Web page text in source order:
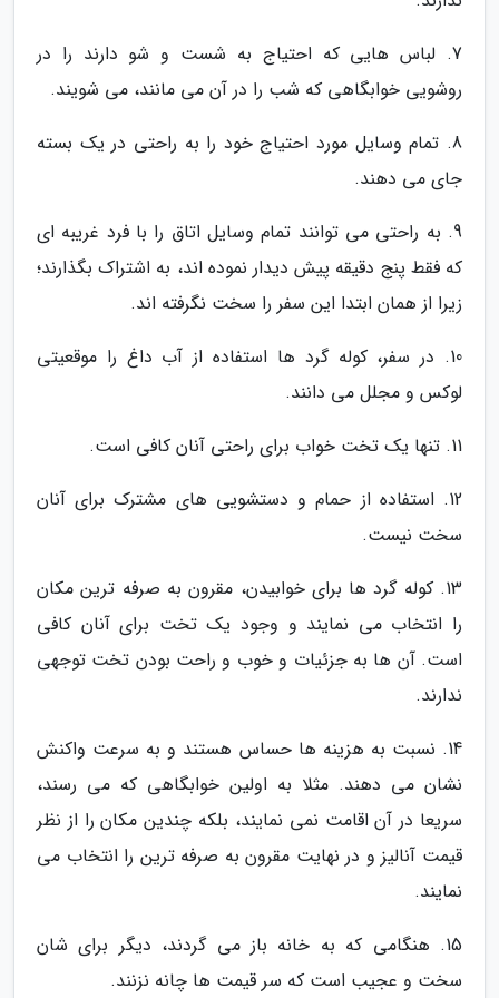
7. لباس هایی که احتیاج به شست و شو دارند را در
روشویی خوابگاهی که شب را در آن می مانند، می شویند.
8. تمام وسایل مورد احتیاج خود را به راحتی در یک بسته
جای می دهند.
9. به راحتی می توانند تمام وسایل اتاق را با فرد غریبه ای
که فقط پنج دقیقه پیش دیدار نموده اند، به اشتراک بگذارند؛
زیرا از همان ابتدا این سفر را سخت نگرفته اند.
10. در سفر، کوله گرد ها استفاده از آب داغ را موقعیتی
لوکس و مجلل می دانند.
11. تنها یک تخت خواب برای راحتی آنان کافی است.
12. استفاده از حمام و دستشویی های مشترک برای آنان
سخت نیست.
13. کوله گرد ها برای خوابیدن، مقرون به صرفه ترین مکان
را انتخاب می نمایند و وجود یک تخت برای آنان کافی
است. آن ها به جزئیات و خوب و راحت بودن تخت توجهی
ندارند.
14. نسبت به هزینه ها حساس هستند و به سرعت واکنش
نشان می دهند. مثلا به اولین خوابگاهی که می رسند،
سریعا در آن اقامت نمی نمایند، بلکه چندین مکان را از نظر
قیمت آنالیز و در نهایت مقرون به صرفه ترین را انتخاب می
نمایند.
15. هنگامی که به خانه باز می گردند، دیگر برای شان
سخت و عجیب است که سر قیمت ها چانه نزنند.